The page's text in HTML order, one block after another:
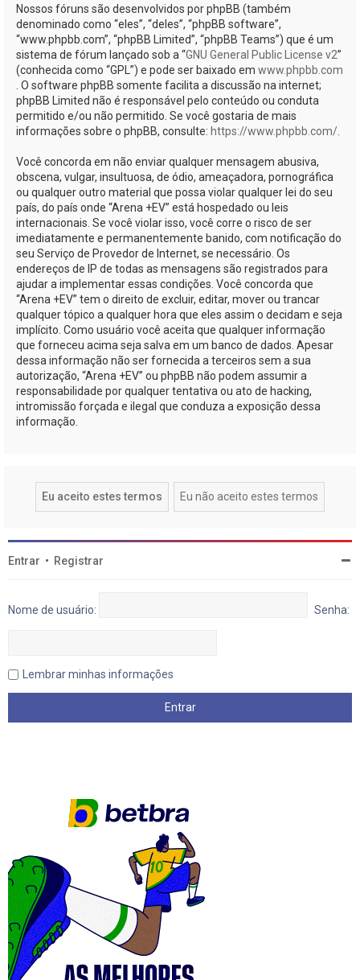
Nossos fóruns são desenvolvidos por phpBB (também
denominado como “eles”, “deles”, “phpBB software”,
“www.phpbb.com”, “phpBB Limited”, “phpBB Teams”) que é um
sistema de fórum lançado sob a “GNU General Public License v2”
(conhecida como “GPL”) e pode ser baixado em www.phpbb.com
. O software phpBB somente facilita a discussão na internet;
phpBB Limited não é responsável pelo conteúdo ou conduta
permitido e/ou não permitido. Se você gostaria de mais
informações sobre o phpBB, consulte: https://www.phpbb.com/
Você concorda em não enviar qualquer mensagem abusiva,
obscena, vulgar, insultuosa, de ódio, ameaçadora, pornográfica
ou qualquer outro material que possa violar qualquer lei do seu
país, do país onde “Arena +EV” está hospedado ou leis
internacionais. Se você violar isso, você corre o risco de ser
imediatamente e permanentemente banido, com notificação do
seu Serviço de Provedor de Internet, se necessário. Os
endereços de IP de todas as mensagens são registrados para
ajudar a implementar essas condições. Você concorda que
“Arena +EV” tem o direito de excluir, editar, mover ou trancar
qualquer tópico a qualquer hora que eles assim o decidam e seja
implícito. Como usuário você aceita que qualquer informação
que forneceu acima seja salva em um banco de dados. Apesar
dessa informação não ser fornecida a terceiros sem a sua
autorização, “Arena +EV” ou phpBB não podem assumir a
responsabilidade por qualquer tentativa ou ato de hacking,
intromissão forçada e ilegal que conduza a exposição dessa
informação.
Entrar • Registrar
Nome de usuário: Senha:
Lembrar minhas informações